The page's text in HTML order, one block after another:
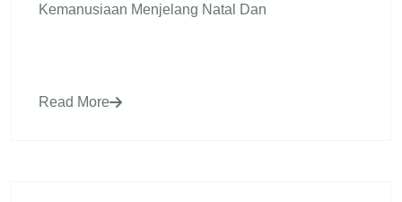
Kemanusiaan Menjelang Natal Dan
Read More